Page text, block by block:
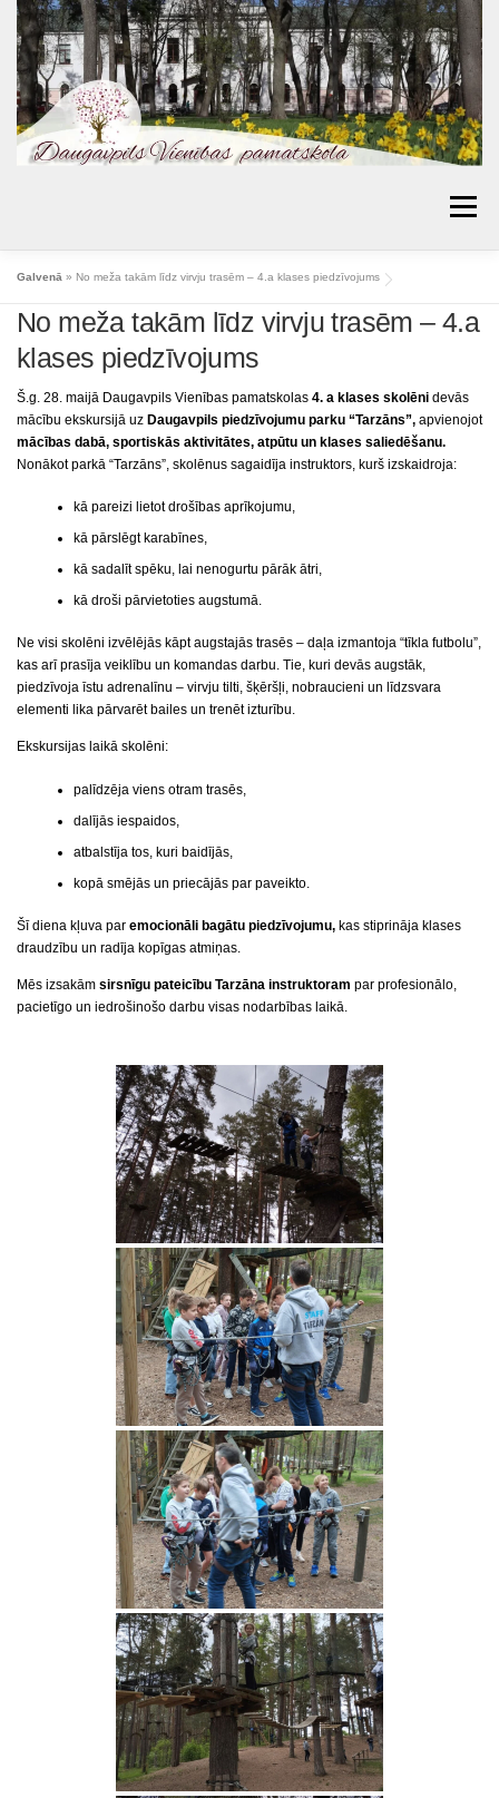
Skip
content
Menu
AKTUALITĀTES PAR SKOLU IZGLĪTĪBA
VECĀKIEM BIBLIOTĒKA PROJEKTI
KONTAKTI TOPOŠIE PIRMKLASNIEKI
SKOLAS PADOME MŪSU SASNIEGUMI
ĒDIENKARTES
Galvenā » No meža takām līdz virvju trasēm – 4.a klases piedzīvojums
No meža takām līdz virvju trasēm – 4.a
klases piedzīvojums
Š.g. 28. maijā Daugavpils Vienības pamatskolas 4. a klases skolēni devās
mācību ekskursijā uz Daugavpils piedzīvojumu parku “Tarzāns”, apvienojot
mācības dabā, sportiskās aktivitātes, atpūtu un klases saliedēšanu.
Nonākot parkā “Tarzāns”, skolēnus sagaidīja instruktors, kurš izskaidroja:
kā pareizi lietot drošības aprīkojumu,
kā pārslēgt karabīnes,
kā sadalīt spēku, lai nenogurtu pārāk ātri,
kā droši pārvietoties augstumā.
Ne visi skolēni izvēlējās kāpt augstajās trasēs – daļa izmantoja “tīkla futbolu”,
kas arī prasīja veiklību un komandas darbu. Tie, kuri devās augstāk,
piedzīvoja īstu adrenalīnu – virvju tilti, šķēršļi, nobraucieni un līdzsvara
elementi lika pārvarēt bailes un trenēt izturību.
Ekskursijas laikā skolēni:
palīdzēja viens otram trasēs,
dalījās iespaidos,
atbalstīja tos, kuri baidījās,
kopā smējās un priecājās par paveikto.
Šī diena kļuva par emocionāli bagātu piedzīvojumu, kas stiprināja klases
draudzību un radīja kopīgas atmiņas.
Mēs izsakām sirsnīgu pateicību Tarzāna instruktoram par profesionālo,
pacietīgo un iedrošinošo darbu visas nodarbības laikā.